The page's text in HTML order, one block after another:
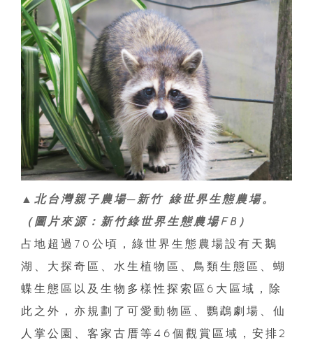
▲北台灣親子農場─新竹 綠世界生態農場。
（圖片來源：新竹綠世界生態農場FB）
占地超過70公頃，綠世界生態農場設有天鵝
湖、大探奇區、水生植物區、鳥類生態區、蝴
蝶生態區以及生物多樣性探索區6大區域，除
此之外，亦規劃了可愛動物區、鸚鵡劇場、仙
人掌公園、客家古厝等46個觀賞區域，安排2